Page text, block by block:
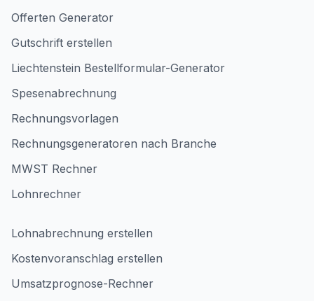
Offerten Generator
Gutschrift erstellen
Liechtenstein Bestellformular-Generator
Spesenabrechnung
Rechnungsvorlagen
Rechnungsgeneratoren nach Branche
MWST Rechner
Lohnrechner
Lohnabrechnung erstellen
Kostenvoranschlag erstellen
Umsatzprognose-Rechner